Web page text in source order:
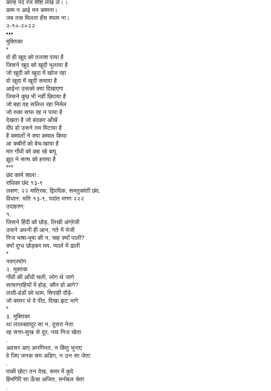
कान्ह पद रज शीश लेख ले।।
काम न आई मन कामना।
जब तक मिलता हँस श्याम ना।
२-१०-२०२२
•••
मुक्तिका
*
वो ही खुद को तलाश पाया है
जिसने खुद को खुदी भुलाया है
जो खुदी को खुदा में खोज रहा
वो खुदा में खुदी समाया है
आईना उसको क्या दिखाएगा
जिसने कुछ भी नहीं छिपाया है
जो बहा वह सलिल रहा निर्मल
जो रुका साफ रह न पाया है
देखता है जो बंदकर आँखें
दीप हो उसने तम मिटाया है
है कमालों ने क्या कमाल किया
आ कबीरों को बेच-खाया है
मार गाँधी को कह रहे बापू
झूठ ने सत्य को हराया है
***
छंद कार्य शाला :
राधिका छंद १३-९
लक्षण: २२ मात्रिक, द्विपदिक, समतुकांती छंद.
विधान: यति १३-९, पदांत मगण २२२
उदाहरण:
१.
जिसने हिंदी को छोड़, लिखी अंग्रेजी
उसने अपनी ही आन, गर्त में भेजी
निज भाषा-भूषा की न, चाह क्यों पाली?
क्यों दुग्ध छोड़कर मय, प्याले में ढाली
*
नवप्रयोग
२. मुक्तक
गाँधी की आँधी चली, लोग थे जागे
सत्याग्रहियों में होड़, कौन हो आगे?
लाठी-डंडों को थाम, सिपाही दौड़े-
जो कायर थे वे पीठ, दिखा झट भागे
*
३. मुक्तिका
था लालबहादुर सा न, दूसरा नेता
रह सत्ता-सुख से दूर, नाव निज खेता
अवसर आए अनगिनत, न किंतु भुनाए
वे जिए जनक सम अडिग, न उन सा जेता
पाकी छोटा तन देख, समर में कूदे
हिमगिरि सा ऊँचा अजित, मनोबल चेता